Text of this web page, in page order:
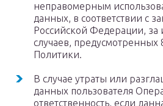
неправомерным
данных, в соответствии с
Российской Федерации,
случаев, предусмотренных
Политики.
В случае утраты или
данных пользователя
ответственность, если